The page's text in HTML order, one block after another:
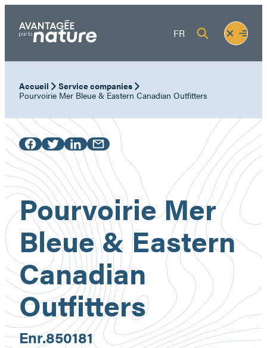
content
FR
Fermer
le
menu
Ouvrir
le
Accueil Service companies
Pourvoirie Mer Bleue & Eastern Canadian Outfitters
Pourvoirie Mer
Bleue & Eastern
Canadian
Outfitters
Enr.850181